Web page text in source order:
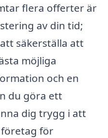
flera offerter är
av din tid;
säkerställa att
möjliga
och en
du göra ett
dig trygg i att
för